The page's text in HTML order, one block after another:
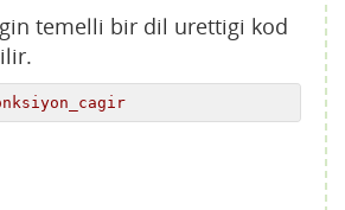
temelli bir dil urettigi kod